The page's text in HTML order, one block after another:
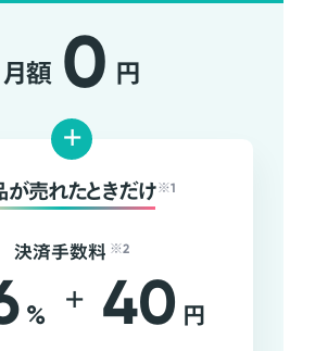
月額 0 円
+
が売れたときだけ ※1
決済手数料 ※2
% + 40 円